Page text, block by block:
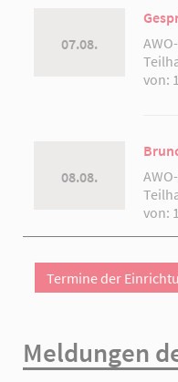
07.08.
von:
08.08.
von:
Termine der
Meldungen